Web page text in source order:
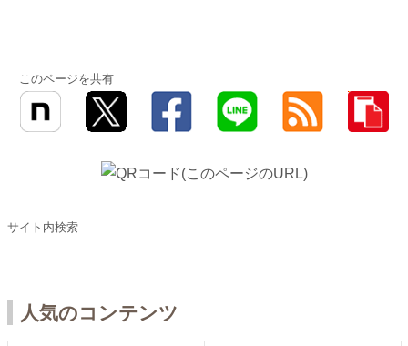
このページを共有
サイト内検索
人気のコンテンツ